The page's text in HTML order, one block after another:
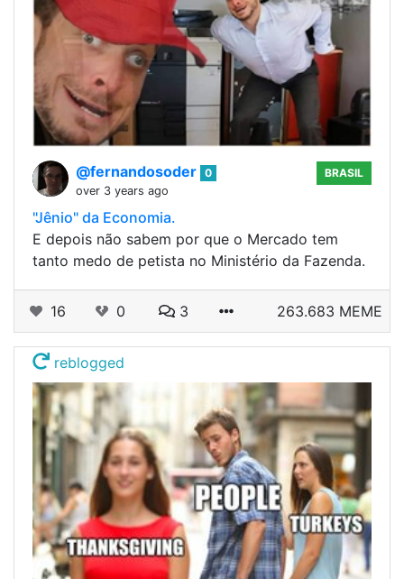
@fernandosoder 0
over 3 years ago
BRASIL
"Jênio" da Economia.
E depois não sabem por que o Mercado tem
tanto medo de petista no Ministério da Fazenda.
16 0 3 263.683 MEME
reblogged